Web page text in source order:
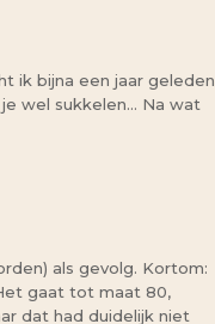
ik bijna een jaar geleden
wel sukkelen… Na wat
als gevolg. Kortom:
gaat tot maat 80,
dat had duidelijk niet